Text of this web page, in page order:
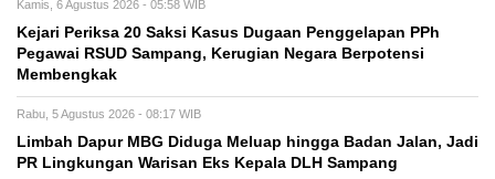
Kamis, 6 Agustus 2026 - 05:58 WIB
Kejari Periksa 20 Saksi Kasus Dugaan Penggelapan PPh
Pegawai RSUD Sampang, Kerugian Negara Berpotensi
Membengkak
Rabu, 5 Agustus 2026 - 08:17 WIB
Limbah Dapur MBG Diduga Meluap hingga Badan Jalan, Jadi
PR Lingkungan Warisan Eks Kepala DLH Sampang